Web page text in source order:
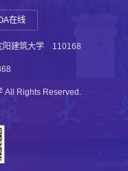
在线
阳建筑大学 110168
All Rights Reserved.